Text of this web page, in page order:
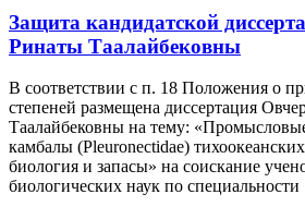
Защита кандидатской
Ринаты Таалайбековны
В соответствии с п. 18 Положения о
степеней размещена диссертация
Таалайбековны на тему:
камбалы (Pleuronectidae)
биология и запасы» на соискание
биологических наук по